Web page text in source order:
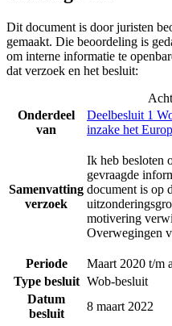
Dit document is door juristen
gemaakt. Die beoordeling is
om interne informatie te
dat verzoek en het besluit:
Onderdeel
van
Deelbesluit 1
inzake het
Samenvatting
verzoek
Ik heb besloten
gevraagde
document is op
motivering
Overwegingen
Periode
Maart 2020 t/m
Type besluit Wob-besluit
Datum
besluit
8 maart 2022